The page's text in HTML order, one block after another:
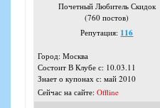
Почетный Любитель Скидок
(760 постов)
Репутация: 116
Город: Москва
Состоит В Клубе с: 10.03.11
Знает о купонах с: май 2010
Сейчас на сайте: Offline